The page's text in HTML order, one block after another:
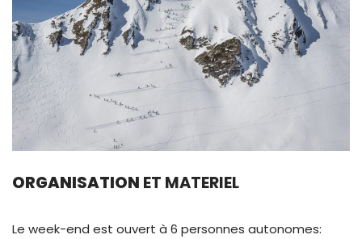
ORGANISATION ET MATERIEL
Le week-end est ouvert à 6 personnes autonomes: